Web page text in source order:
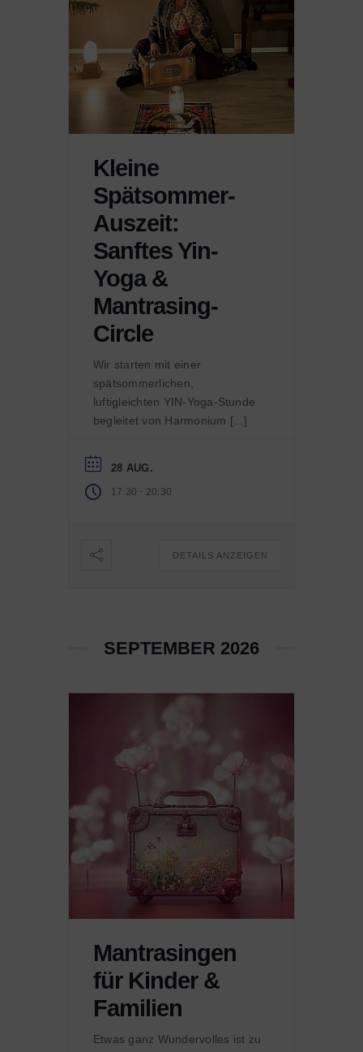
Kleine
Spätsommer-
Auszeit:
Sanftes Yin-
Yoga &
Mantrasing-
Circle
Wir starten mit einer
spätsommerlichen,
luftigleichten YIN-Yoga-Stunde
begleitet von Harmonium [...]
28 AUG.
17:30 - 20:30
DETAILS ANZEIGEN
SEPTEMBER 2026
Mantrasingen
für Kinder &
Familien
Etwas ganz Wundervolles ist zu